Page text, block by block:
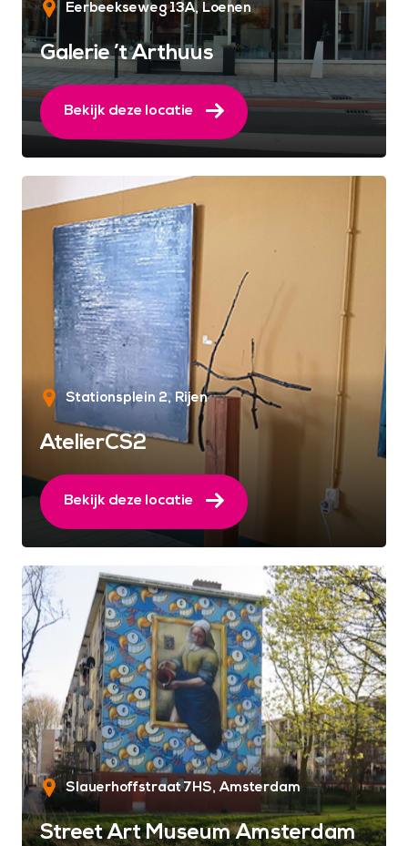
Eerbeekseweg 13A Loenen
Galerie ’t Arthuus
Bekijk deze locatie
Stationsplein 2 Rijen
AtelierCS2
Bekijk deze locatie
Slauerhoffstraat 7HS Amsterdam
Street Art Museum Amsterdam